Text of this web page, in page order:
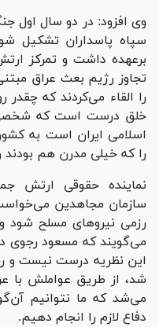
وی افزود: در دو سال اول
سپاه پاسداران تشکیل
برعهده داشت و تمرکز
تجاوز رژیم بعث عراق
را القاء می‌کردند که
خلق درست است که
اسلامی ایران است به
را که خیلی مدرن هم بودند
نماینده حقوقی ارتش
سازمان مجاهدین
رزمی نیرو‌های مسلح شود
می‌گویند که مسعود رجوی
این نظریه درست نیست و
شد، از طریق عواملش با
می‌شد که ما نتوانیم
دفاع لازم را انجام دهیم.